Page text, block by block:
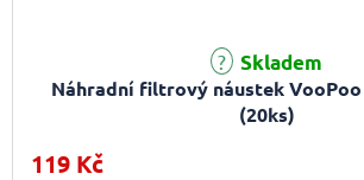
Náhradní filtrový náustek
(20ks)
Skladem
119 Kč